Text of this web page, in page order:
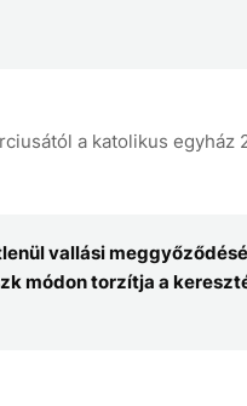
a katolikus egyház
vallási
módon torzítja a